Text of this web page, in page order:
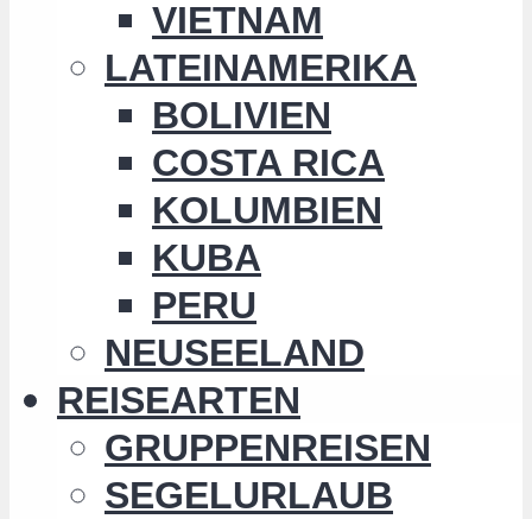
VIETNAM
LATEINAMERIKA
BOLIVIEN
COSTA RICA
KOLUMBIEN
KUBA
PERU
NEUSEELAND
REISEARTEN
GRUPPENREISEN
SEGELURLAUB